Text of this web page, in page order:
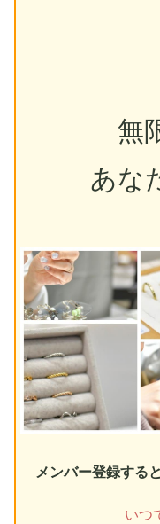
無
あな
メンバー登録する
いつ